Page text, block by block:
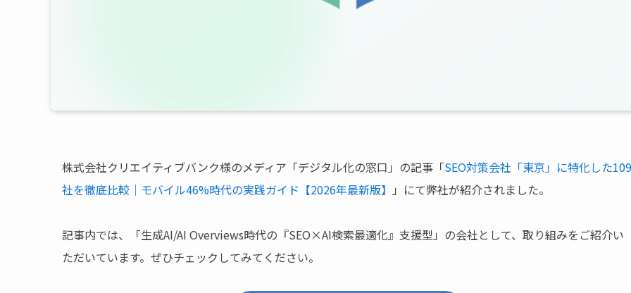
株式会社クリエイティブバンク様のメディア「デジタル化の窓口」の記事「SEO対策会社「東京」に特化した109
社を徹底比較｜モバイル46%時代の実践ガイド【2026年最新版】 」にて弊社が紹介されました。
記事内では、「生成AI/AI Overviews時代の『SEO×AI検索最適化』支援型」の会社として、取り組みをご紹介い
ただいています。ぜひチェックしてみてください。